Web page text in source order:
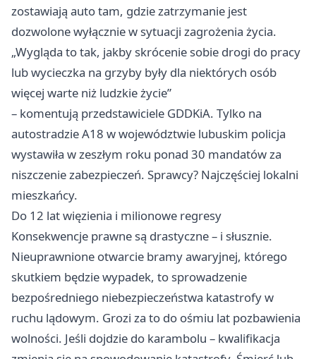
zostawiają auto tam, gdzie zatrzymanie jest
dozwolone wyłącznie w sytuacji zagrożenia życia.
„Wygląda to tak, jakby skrócenie sobie drogi do pracy
lub wycieczka na grzyby były dla niektórych osób
więcej warte niż ludzkie życie”
– komentują przedstawiciele GDDKiA. Tylko na
autostradzie A18 w województwie lubuskim policja
wystawiła w zeszłym roku ponad 30 mandatów za
niszczenie zabezpieczeń. Sprawcy? Najczęściej lokalni
mieszkańcy.
Do 12 lat więzienia i milionowe regresy
Konsekwencje prawne są drastyczne – i słusznie.
Nieuprawnione otwarcie bramy awaryjnej, którego
skutkiem będzie wypadek, to sprowadzenie
bezpośredniego niebezpieczeństwa katastrofy w
ruchu lądowym. Grozi za to do ośmiu lat pozbawienia
wolności. Jeśli dojdzie do karambolu – kwalifikacja